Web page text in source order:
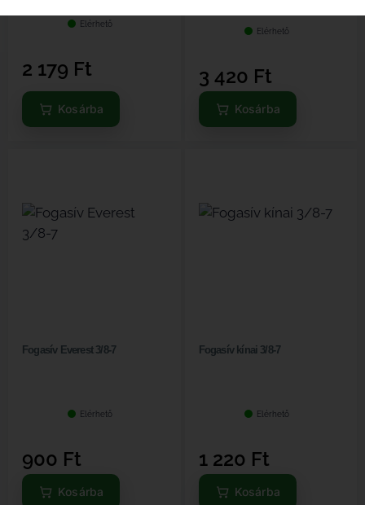
Elérhető
2 179 Ft
Kosárba
Elérhető
3 420 Ft
Kosárba
Fogasív Everest 3/8-7
Elérhető
900 Ft
Kosárba
Fogasív kínai 3/8-7
Elérhető
1 220 Ft
Kosárba